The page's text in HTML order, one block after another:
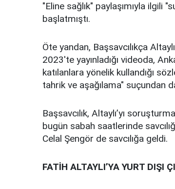
"Eline sağlık" paylaşımıyla
başlatmıştı.
Öte yandan, Başsavcılıkça
2023'te yayınladığı videoda,
katılanlara yönelik kullandığı
tahrik ve aşağılama" suçundan
Başsavcılık, Altaylı’yı
bugün sabah saatlerinde
Celal Şengör de savcılığa geldi.
FATİH ALTAYLI’YA YURT DIŞI